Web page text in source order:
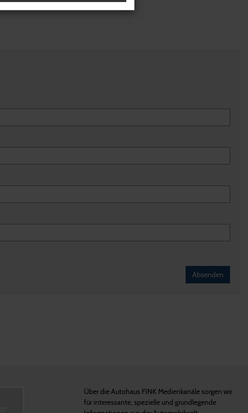
Absenden
Über die Autohaus FINK Medienkanäle sorgen wir
für interessante, spezielle und grundlegende